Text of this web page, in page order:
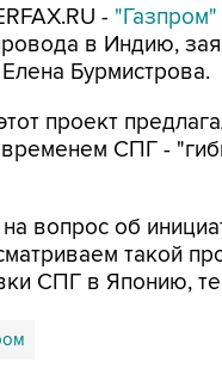
- "Газпром"
в Индию,
Бурмистрова.
проект
СПГ -
вопрос об
такой
СПГ в Японию,